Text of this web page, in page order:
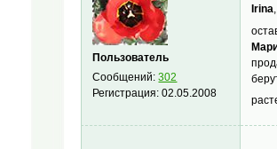
Пользователь
Сообщений:302
Регистрация:02.05.2008
Irina